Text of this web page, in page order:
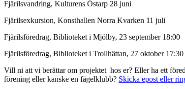
Fjärilsvandring, Kulturens Östarp 28 juni
Fjärilsexkursion, Konsthallen Norra Kvarken 11 juli
Fjärilsföredrag, Biblioteket i Mjölby, 23 september 18:00
Fjärilsföredrag, Biblioteket i Trollhättan, 27 oktober 17:30
Vill ni att vi berättar om projektet hos er? Eller ha ett
förening eller kanske en fågelklubb? Skicka epost eller